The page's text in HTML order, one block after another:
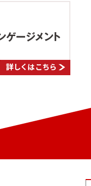
】膨らむ日本企業の
は？
】名目GDPの拡大継
料に
】最下位脱出の日本